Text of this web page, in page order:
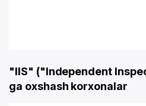
"IIS" ("Independent
ga oxshash korxonalar